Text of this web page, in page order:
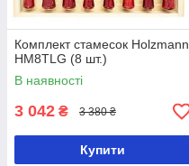
Комплект стамесок Holzmann
HM8TLG (8 шт.)
В наявності
3 042 ₴ 3 380 ₴
Купити